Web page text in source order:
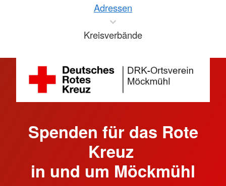
Adressen
Kreisverbände
Spenden für das Rote
Kreuz
in und um Möckmühl